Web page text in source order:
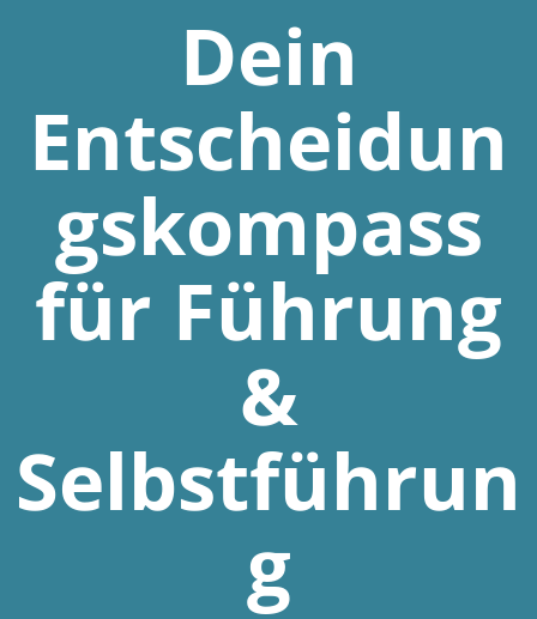
Dein
Entscheidun
gskompass
für Führung
&
Selbstführun
g